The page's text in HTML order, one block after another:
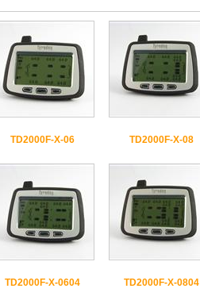
TD2000F-X-06 TD2000F-X-08
TD2000F-X-0604 TD2000F-X-0804